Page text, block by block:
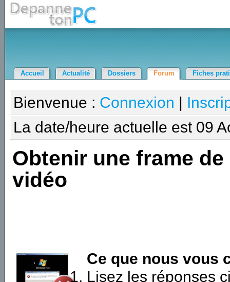
Accueil Actualité Dossiers Forum Fiches
Bienvenue : Connexion |
La date/heure actuelle est 09
Obtenir une frame de
vidéo
Ce que nous vous
Lisez les réponses